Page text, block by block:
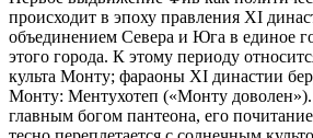
происходит в эпоху правления XI
объединением Севера и Юга в единое
этого города. К этому периоду
культа Монту; фараоны XI династии
Монту: Ментухотеп («Монту
главным богом пантеона, его